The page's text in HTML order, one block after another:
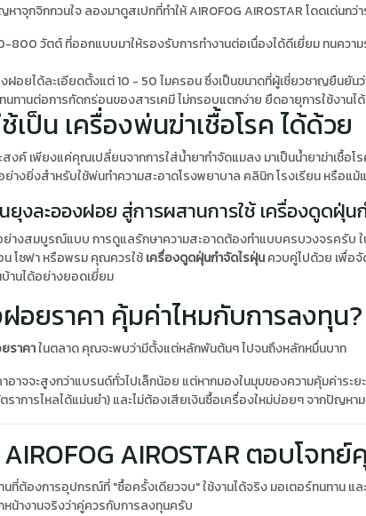
าจุกจิกกวนใจ ลองมาดูสเปกที่ทำให้ AIROFOG AIROSTAR โดดเด่นกว่
800 วัตต์ ที่ออกแบบมาให้รองรับการทำงานต่อเนื่องได้ดีเยี่ยม ทนคว
ฝอยได้ละเอียดตั้งแต่ 10 - 50 ไมครอน ซึ่งเป็นขนาดที่ผู้เชี่ยวชาญยืนยัน
ทานต่อการกัดกร่อนของสารเคมี ไม่กรอบแตกง่าย ยืดอายุการใช้งานไ
ป็น เครื่องพ่นฆ่าเชื้อโรค ได้ด้วย
สงค์ เพียงแค่คุณเปลี่ยนจากการใส่น้ำยากำจัดแมลง มาเป็นน้ำยาฆ่าเชื้
างยิ่งสำหรับใช้พ่นทำความสะอาดโรงพยาบาล คลินิก โรงเรียน หรือแ
ยุงละอองฝอย สู่การผสานการใช้ เครื่องดูดฝุ่น
างสมบูรณ์แบบ การดูแลรักษาความสะอาดต้องทำแบบครบวงจรครับ
น โซฟา หรือพรม คุณควรใช้เครื่องดูดฝุ่นกำจัดไรฝุ่นควบคู่ไปด้วย เพื่อ
านได้อย่างยอดเยี่ยม
อยราคา คุ้มค่าไหมกับการลงทุน?
ราคาในตลาด คุณจะพบว่ามีตั้งแต่หลักพันต้นๆ ไปจนถึงหลักหมื่นบาท
อาจจะสูงกว่าแบรนด์ทั่วไปเล็กน้อย แต่หากมองในมุมของความคุ้มค่าร
าการไหลได้แม่นยำ) และไม่ต้องเสียเงินซื้อเครื่องใหม่บ่อยๆ จากปัญห
AIROSTAR ตอบโจท
ต้องการอุปกรณ์ที่ "ซื้อครั้งเดียวจบ" ใช้งานได้จริง มอเตอร์ทนทาน แล
น้างานจริงว่าคู่ควรกับการลงทุนครับ